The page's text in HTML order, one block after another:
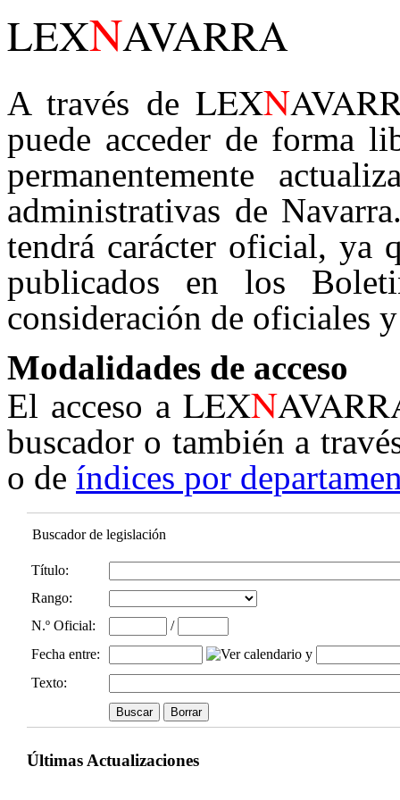
LEXNAVARRA
A través de LEXN
puede acceder de forma
permanentemente
administrativas de
tendrá carácter oficial, ya
publicados en los
consideración de oficiales
Modalidades de acceso
El acceso aLEXN
buscador o también a
o de índices por
Buscador de legislación
Título:
Rango:
N.º Oficial:
/
Fecha entre:
y
Texto:
Últimas Actualizaciones